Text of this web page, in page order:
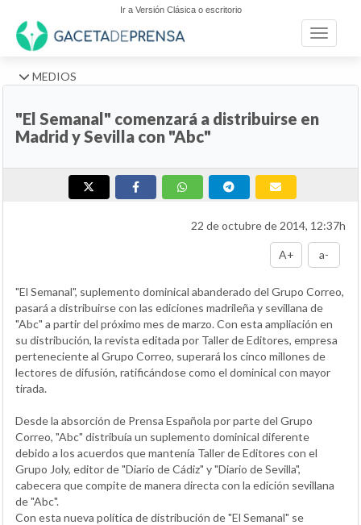
Ir a Versión Clásica o escritorio
Toggle
MEDIOS
"El Semanal" comenzará a distribuirse en
Madrid y Sevilla con "Abc"
22 de octubre de 2014, 12:37h
A+ a-
"El Semanal", suplemento dominical abanderado del Grupo Correo,
pasará a distribuirse con las ediciones madrileña y sevillana de
"Abc" a partir del próximo mes de marzo. Con esta ampliación en
su distribución, la revista editada por Taller de Editores, empresa
perteneciente al Grupo Correo, superará los cinco millones de
lectores de difusión, ratificándose como el dominical con mayor
tirada.
Desde la absorción de Prensa Española por parte del Grupo
Correo, "Abc" distribuía un suplemento dominical diferente
debido a los acuerdos que mantenía Taller de Editores con el
Grupo Joly, editor de "Diario de Cádiz" y "Diario de Sevilla",
cabecera que compite de manera directa con la edición sevillana
de "Abc".
Con esta nueva política de distribución de "El Semanal" se